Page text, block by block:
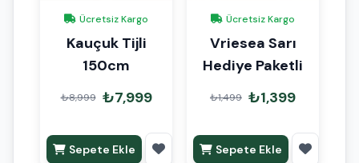
Ücretsiz Kargo
Kauçuk Tijli
150cm
₺8,999 ₺7,999
Sepete Ekle
Ücretsiz Kargo
Vriesea Sarı
Hediye Paketli
₺1,499 ₺1,399
Sepete Ekle